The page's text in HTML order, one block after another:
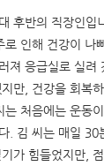
후반의 직장인입
로 인해 건강이 나
져 응급실로 실려
만, 건강을 회복
는 처음에는 운동
. 김 씨는 매일 30
가 힘들었지만,